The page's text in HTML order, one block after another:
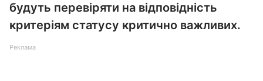
будуть перевіряти на відповідність
критеріям статусу критично важливих.
Реклама